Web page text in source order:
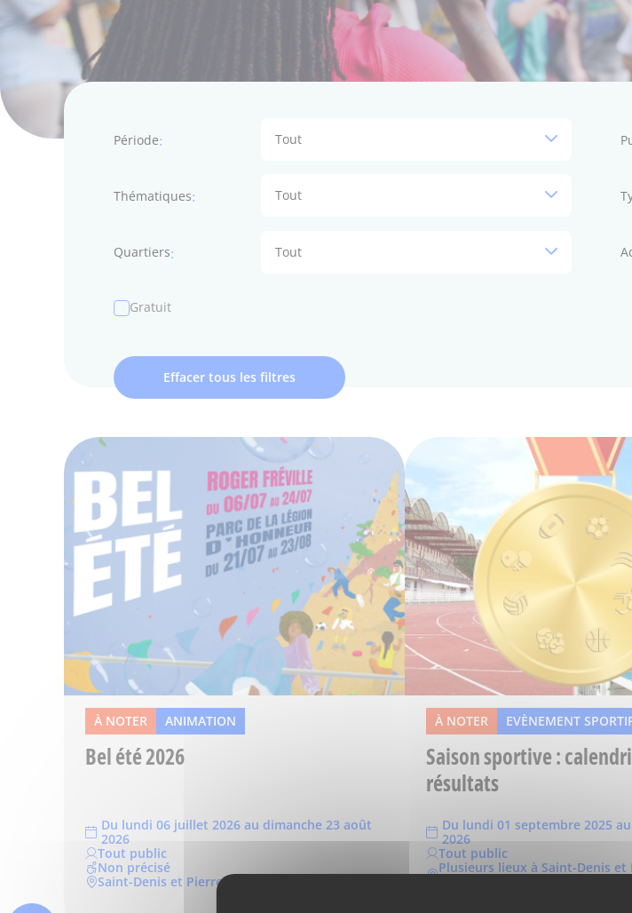
Période Tout
Thématiques Tout
Quartiers Tout
Gratuit
Effacer tous les filtres
À NOTER ANIMATION
Bel été 2026
Du lundi 06 juillet 2026 au dimanche 23 août
2026
Tout public
Non précisé
Saint-Denis et Pierrefitte-sur-Seine
À NOTER EVÈNEMENT
Saison sportive :
résultats
Du lundi 01 septembre 2025
2026
Tout public
Plusieurs lieux à Saint-Denis